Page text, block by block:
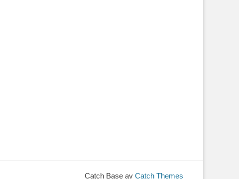
Catch Base av Catch Themes